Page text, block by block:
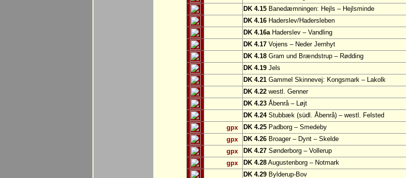
DK 4.15 Banedæmningen: Hejls – Hejlsminde
DK 4.16 Haderslev/Hadersleben
DK 4.16aHaderslev – Vandling
DK 4.17 Vojens – Neder Jernhyt
DK 4.18 Gram und Brændstrup – Rødding
DK 4.19 Jels
DK 4.21 Gammel Skinnevej: Kongsmark – Lakolk
DK 4.22 westl. Genner
DK 4.23 Åbenrå – Løjt
DK 4.24Stubbæk (südl. Åbenrå) – westl. Felsted
gpx
DK 4.25 Padborg – Smedeby
gpx
DK 4.26 Broager – Dynt – Skelde
gpx
DK 4.27 Sønderborg – Vollerup
gpx
DK 4.28 Augustenborg – Notmark
DK 4.29 Bylderup-Bov